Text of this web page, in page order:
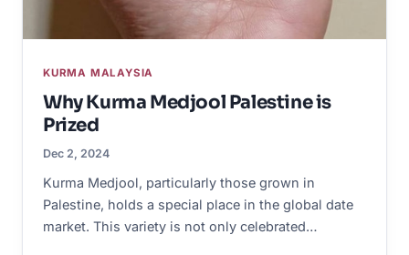
KURMA MALAYSIA
Why Kurma Medjool Palestine is
Prized
Dec 2, 2024
Kurma Medjool, particularly those grown in
Palestine, holds a special place in the global date
market. This variety is not only celebrated…